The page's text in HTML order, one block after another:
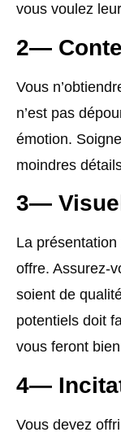
vous voulez
2—
Vous
n’est pas
émotion.
moindres
3—
La
offre. Assurez-
soient de
potentiels doit
vous feront
4—
Vous devez